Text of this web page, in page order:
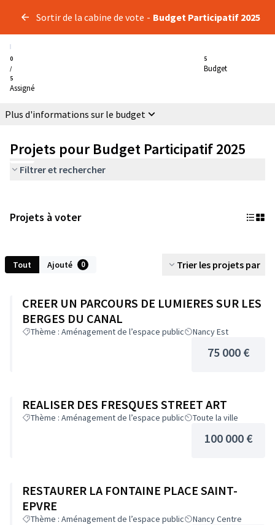
Sortir de la cabine de vote - Budget Participatif 2025
0
/
5
Assigné
5
Budget
Plus d'informations sur le budget
Projets pour Budget Participatif 2025
Filtrer et rechercher
Projets à voter
Tout Ajouté 0 Trier les projets par
CREER UN PARCOURS DE LUMIERES SUR LES
BERGES DU CANAL
Thème : Aménagement de l’espace public Nancy Est
75 000 €
REALISER DES FRESQUES STREET ART
Thème : Aménagement de l’espace public Toute la ville
100 000 €
RESTAURER LA FONTAINE PLACE SAINT-
EPVRE
Thème : Aménagement de l’espace public Nancy Centre